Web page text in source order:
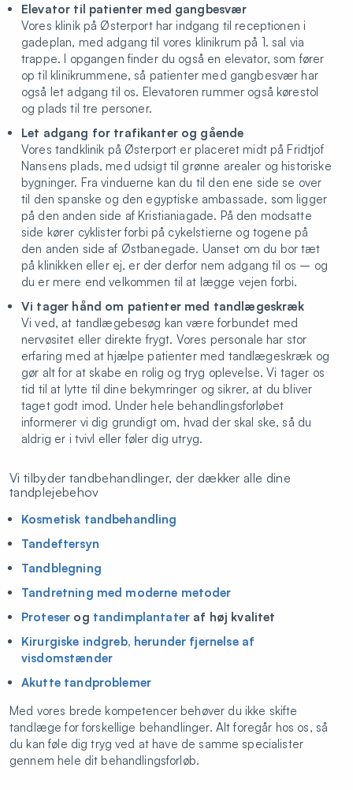
Panoramaoptagelse - 2D scanning
999
Injektion
454
Lille kindtand 1 flade
1.498
Lille kindtand 2 flader
Lille kindtand 3 flader
2.003
Stor kindtand 1 flade
1.549
Stor kindtand 2 flade
2.014
Stor kindtand 3 flade
2.799
Plastopbygning før krone
1.507
Stift
925
Akut oplukning (for ikke egne patienter)
270
Rodfyldning pr. kanal
2.671
Rodbehandling fortand
2.671
Rodbehandling lille kindtand 1-2 kanaler
2805 - 3612
Rodbehandling kindtand 3-4 kanaler
Rodfyldning pr. kanal efterfølgende
2.805
Operativ fjernelse af tand
Krone
Porcelænsfacade
MK Krone
3-leddet porcelænsbro
23.398
Implantat inkl. krone,25.196
00
Elevator til patienter med gangbesvær
Vores klinik på Østerport har indgang til receptionen i
gadeplan, med adgang til vores klinikrum på 1. sal via
trappe. I opgangen finder du også en elevator, som fører
op til klinikrummene, så patienter med gangbesvær har
også let adgang til os. Elevatoren rummer også kørestol
og plads til tre personer.
Let adgang for trafikanter og gående
Vores tandklinik på Østerport er placeret midt på Fridtjof
Nansens plads, med udsigt til grønne arealer og historiske
bygninger. Fra vinduerne kan du til den ene side se over
til den spanske og den egyptiske ambassade, som ligger
på den anden side af Kristianiagade. På den modsatte
side kører cyklister forbi på cykelstierne og togene på
den anden side af Østbanegade. Uanset om du bor tæt
på klinikken eller ej, er der derfor nem adgang til os – og
du er mere end velkommen til at lægge vejen forbi.
Vi tager hånd om patienter med tandlægeskræk
Vi ved, at tandlægebesøg kan være forbundet med
nervøsitet eller direkte frygt. Vores personale har stor
erfaring med at hjælpe patienter med tandlægeskræk og
gør alt for at skabe en rolig og tryg oplevelse. Vi tager os
tid til at lytte til dine bekymringer og sikrer, at du bliver
taget godt imod. Under hele behandlingsforløbet
informerer vi dig grundigt om, hvad der skal ske, så du
aldrig er i tvivl eller føler dig utryg.
Vi tilbyder tandbehandlinger, der dækker alle dine
tandplejebehov
Kosmetisk tandbehandling
Tandeftersyn
Tandblegning
Tandretning med moderne metoder
Proteser og tandimplantater af høj kvalitet
Kirurgiske indgreb, herunder fjernelse af
visdomstænder
Akutte tandproblemer
Med vores brede kompetencer behøver du ikke skifte
tandlæge for forskellige behandlinger. Alt foregår hos os, så
du kan føle dig tryg ved at have de samme specialister
gennem hele dit behandlingsforløb.